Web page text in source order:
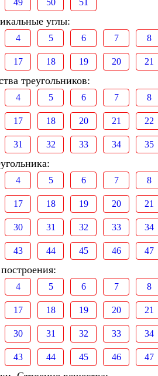
49 50 51
углы:
4 5 6 7 8
17 18 19 20 21
треугольников:
4 5 6 7 8
17 18 20 21 22
31 32 33 34 35
4 5 6 7 8
17 18 19 20 21
30 31 32 33 34
43 44 45 46 47
4 5 6 7 8
17 18 19 20 21
30 31 32 33 34
43 44 45 46 47